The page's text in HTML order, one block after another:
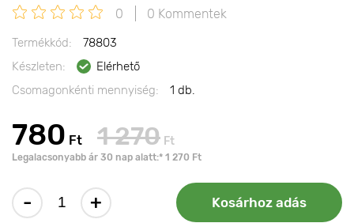
0 0 Kommentek
Termékkód:
78803
Készleten:
Elérhető
Csomagonkénti mennyiség:
1 db.
780 Ft 1 270 Ft
Legalacsonyabb ár 30 nap alatt:* 1 270 Ft
- + Kosárhoz adás